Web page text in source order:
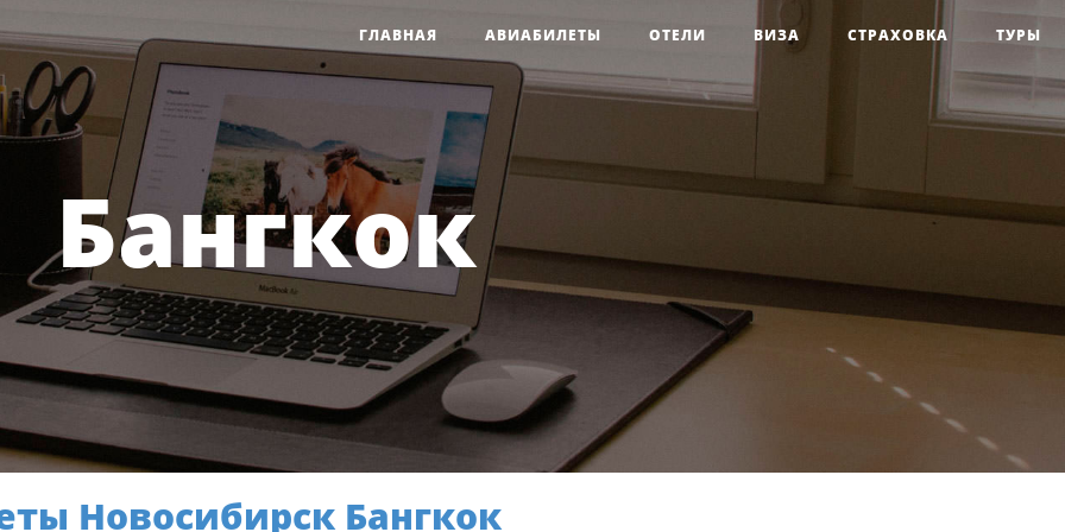
ГЛАВНАЯ АВИАБИЛЕТЫ ОТЕЛИ ВИЗА СТРАХОВКА ТУРЫ
Бангкок
Новосибирск Бангкок